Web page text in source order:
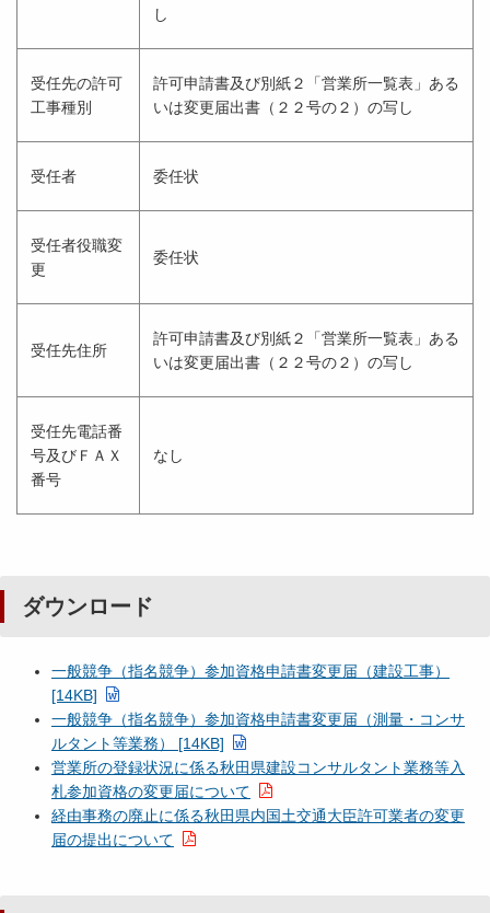
し
受任先の許可
工事種別
許可申請書及び別紙２「営業所一覧表」ある
いは変更届出書（２２号の２）の写し
受任者 委任状
受任者役職変
更
委任状
受任先住所
許可申請書及び別紙２「営業所一覧表」ある
いは変更届出書（２２号の２）の写し
受任先電話番
号及びＦＡＸ
番号
なし
ダウンロード
一般競争（指名競争）参加資格申請書変更届（建設工事）
[14KB]
一般競争（指名競争）参加資格申請書変更届（測量・コンサ
ルタント等業務） [14KB]
営業所の登録状況に係る秋田県建設コンサルタント業務等入
札参加資格の変更届について
経由事務の廃止に係る秋田県内国土交通大臣許可業者の変更
届の提出について